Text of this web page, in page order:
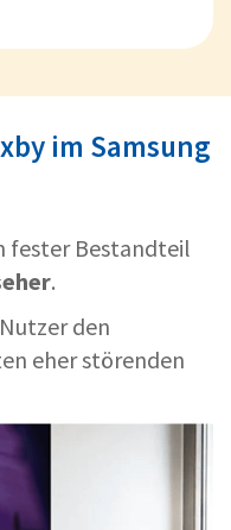
im Samsung
fester Bestandteil
.
den
eher störenden